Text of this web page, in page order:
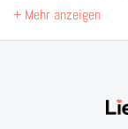
starken Beziehung.
geht. Mit unserer
kannst Du jetzt ein
gestalten. Innerhalb
mit dem Du die